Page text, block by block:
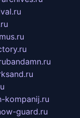
bandamn.ru
kompanij.ru
guard.ru